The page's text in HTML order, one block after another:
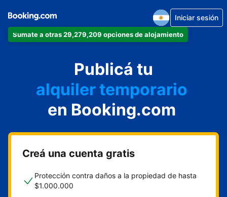
Sumate a otras 29,279,209 opciones de alojamiento
Iniciar sesión
Publicá tu
departamento
hotel
alquiler temporario
cabaña
aparthotel
en Booking.com
Creá una cuenta gratis
Protección contra daños a la propiedad de hasta
$1.000.000